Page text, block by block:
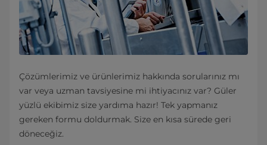
Çözümlerimiz ve ürünlerimiz hakkında sorularınız mı
var veya uzman tavsiyesine mi ihtiyacınız var? Güler
yüzlü ekibimiz size yardıma hazır! Tek yapmanız
gereken formu doldurmak. Size en kısa sürede geri
döneceğiz.